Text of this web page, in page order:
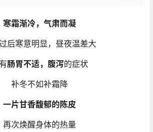
寒霜渐冷，气肃而凝
后寒意明显，昼夜温差大
肠胃不适，腹泻的症状
补冬不如补霜降
一片甘香馥郁的陈皮
再次焕醒身体的热量